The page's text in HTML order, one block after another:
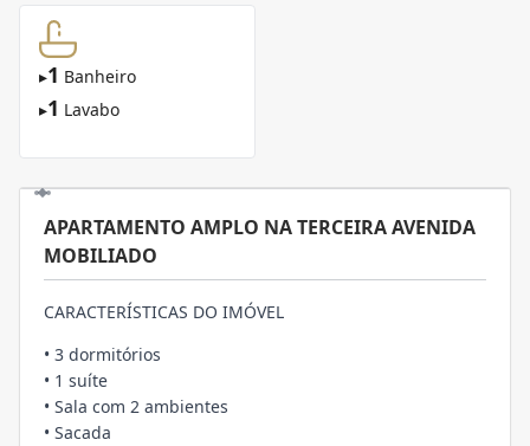
▸1 Banheiro
▸1 Lavabo
APARTAMENTO AMPLO NA TERCEIRA AVENIDA
MOBILIADO
CARACTERÍSTICAS DO IMÓVEL
• 3 dormitórios
• 1 suíte
• Sala com 2 ambientes
• Sacada